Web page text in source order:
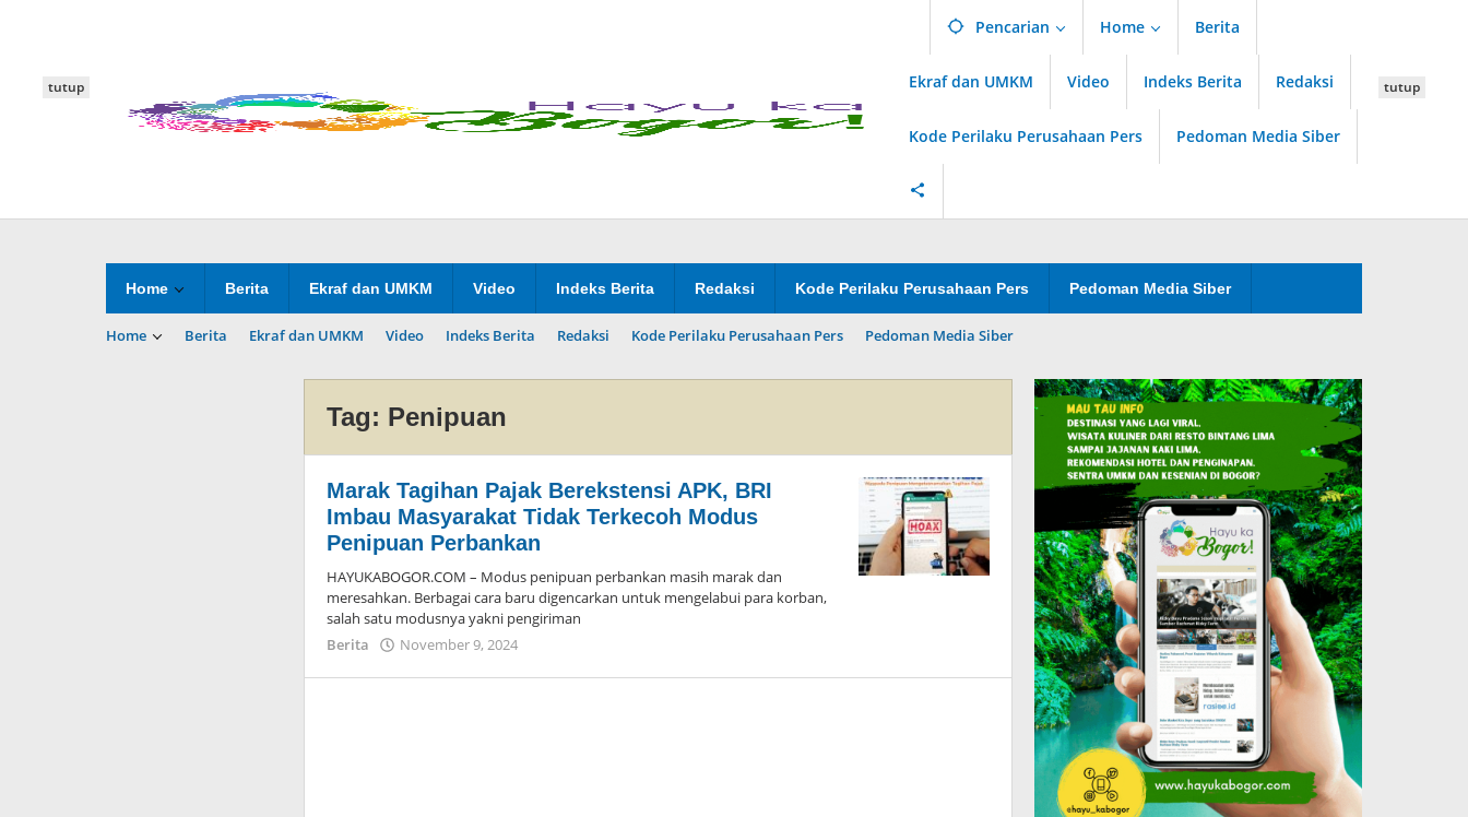
Pencarian Home Berita
Ekraf dan UMKM Video Indeks Berita Redaksi
Kode Perilaku Perusahaan Pers Pedoman Media Siber
Home Berita Ekraf dan UMKM Video Indeks Berita Redaksi Kode Perilaku Perusahaan Pers Pedoman Media Siber
Home Berita Ekraf dan UMKM Video Indeks Berita Redaksi Kode Perilaku Perusahaan Pers Pedoman Media Siber
tutup tutup
Tag: Penipuan
Marak Tagihan Pajak Berekstensi APK, BRI
Imbau Masyarakat Tidak Terkecoh Modus
Penipuan Perbankan
HAYUKABOGOR.COM – Modus penipuan perbankan masih marak dan
meresahkan. Berbagai cara baru digencarkan untuk mengelabui para korban,
salah satu modusnya yakni pengiriman
Berita
November 9, 2024